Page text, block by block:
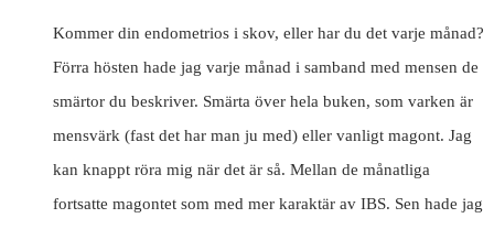
Kommer din endometrios i skov, eller har du det varje månad?
Förra hösten hade jag varje månad i samband med mensen de
smärtor du beskriver. Smärta över hela buken, som varken är
mensvärk (fast det har man ju med) eller vanligt magont. Jag
kan knappt röra mig när det är så. Mellan de månatliga
fortsatte magontet som med mer karaktär av IBS. Sen hade jag